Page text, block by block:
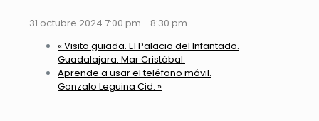
31 octubre 2024 7:00 pm - 8:30 pm
« Visita guiada. El Palacio del Infantado.
Guadalajara. Mar Cristóbal.
Aprende a usar el teléfono móvil.
Gonzalo Leguina Cid. »